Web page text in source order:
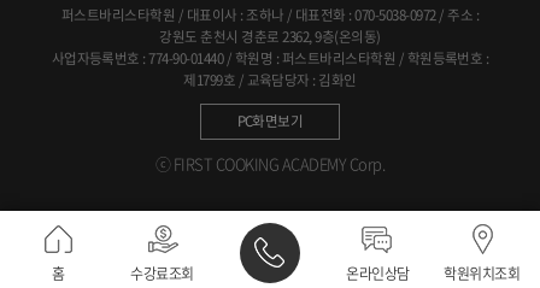
홈 수강료조회 온라인상담 학원위치조회
퍼스트바리스타학원 / 대표이사 : 조하나 / 대표전화 : 070-5038-0972 / 주소 :
강원도 춘천시 경춘로 2362, 9층(온의동)
사업자등록번호 : 774-90-01440 / 학원명 : 퍼스트바리스타학원 / 학원등록번호 :
제1799호 / 교육담당자 : 김화인
PC화면보기
ⓒ FIRST COOKING ACADEMY Corp.